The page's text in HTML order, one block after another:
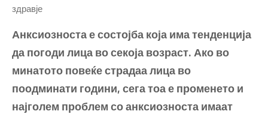
здравје
Анксиозноста е состојба која има тенденција
да погоди лица во секоја возраст. Ако во
минатото повеќе страдаа лица во
поодминати години, сега тоа е променето и
најголем проблем со анксиозноста имаат